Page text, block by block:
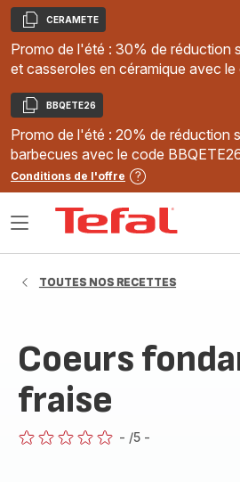
Copier
CERAMETE
Promo de l'été : 30% de réduction
et casseroles en céramique avec
Copier
BBQETE26
Promo de l'été : 20% de réduction
barbecues avec le code
Conditions de l'offre
Ouvrir
TOUTES NOS RECETTES
Coeurs
fraise
- /5 -